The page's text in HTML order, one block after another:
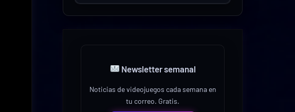
Newsletter semanal
Noticias de videojuegos cada semana en
tu correo. Gratis.